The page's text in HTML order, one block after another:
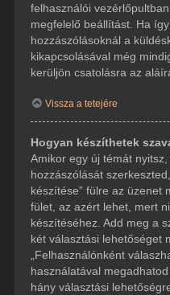
felhasználói
megfelelő beállítást. Ha
hozzászólásoknál a
kikapcsolásával még
kerüljön csatolásra az
Vissza a tetejére
Hogyan készíthetek
Amikor egy új témát
hozzászólását
készítése” fülre az üzenet
fület, az azért lehet, mert
készítéséhez. Add meg a
két választási lehetőséget
„Felhasználónként
használatával
hány választási